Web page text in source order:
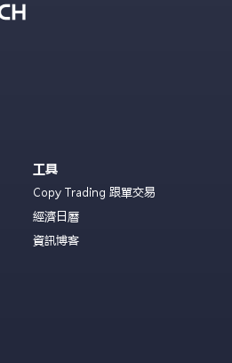
工具
Copy Trading 跟單交易
經濟日曆
資訊博客